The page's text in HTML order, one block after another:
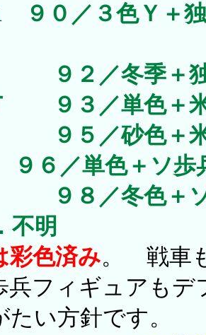
９０／３色Ｙ
冬季＋独戦
９３／単色＋
砂色＋米
９６／単色＋ソ
冬色＋ソ
不明
彩色済み。 戦車
兵フィギュアも
い方針です。